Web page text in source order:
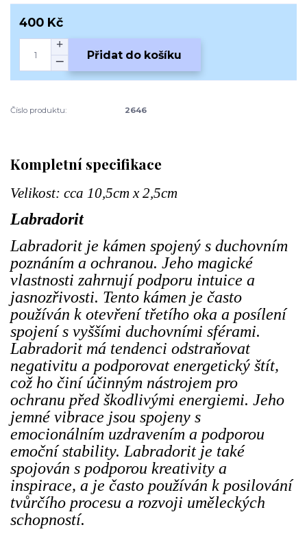
400 Kč
Přidat do košíku
Číslo produktu: 2646
Kompletní specifikace
Velikost: cca 10,5cm x 2,5cm
Labradorit
Labradorit je kámen spojený s duchovním
poznáním a ochranou. Jeho magické
vlastnosti zahrnují podporu intuice a
jasnozřivosti. Tento kámen je často
používán k otevření třetího oka a posílení
spojení s vyššími duchovními sférami.
Labradorit má tendenci odstraňovat
negativitu a podporovat energetický štít,
což ho činí účinným nástrojem pro
ochranu před škodlivými energiemi. Jeho
jemné vibrace jsou spojeny s
emocionálním uzdravením a podporou
emoční stability. Labradorit je také
spojován s podporou kreativity a
inspirace, a je často používán k posilování
tvůrčího procesu a rozvoji uměleckých
schopností.